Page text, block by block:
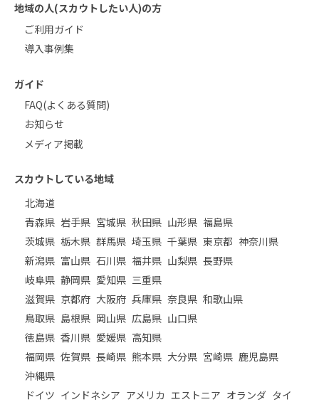
地域の人(スカウトしたい人)の方
ご利用ガイド
導入事例集
ガイド
FAQ(よくある質問)
お知らせ
メディア掲載
スカウトしている地域
北海道
青森県 岩手県 宮城県 秋田県 山形県 福島県
茨城県 栃木県 群馬県 埼玉県 千葉県 東京都 神奈川県
新潟県 富山県 石川県 福井県 山梨県 長野県
岐阜県 静岡県 愛知県 三重県
滋賀県 京都府 大阪府 兵庫県 奈良県 和歌山県
鳥取県 島根県 岡山県 広島県 山口県
徳島県 香川県 愛媛県 高知県
福岡県 佐賀県 長崎県 熊本県 大分県 宮崎県 鹿児島県
沖縄県
ドイツ インドネシア アメリカ エストニア オランダ タイ